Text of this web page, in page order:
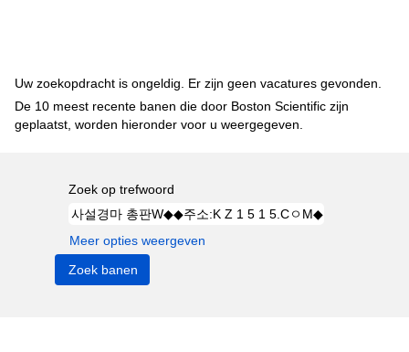
Uw zoekopdracht is ongeldig. Er zijn geen vacatures gevonden.
De 10 meest recente banen die door Boston Scientific zijn
geplaatst, worden hieronder voor u weergegeven.
Zoek op trefwoord
Meer opties weergeven